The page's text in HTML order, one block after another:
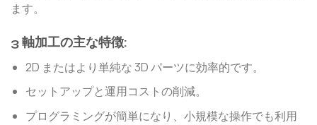
ます。
3 軸加工の主な特徴:
2D またはより単純な 3D パーツに効率的です。
セットアップと運用コストの削減。
プログラミングが簡単になり、小規模な操作でも利用